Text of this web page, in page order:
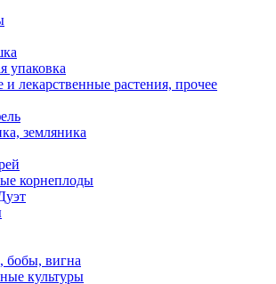
упаковка
лекарственные растения, прочее
земляника
корнеплоды
бобы, вигна
культуры